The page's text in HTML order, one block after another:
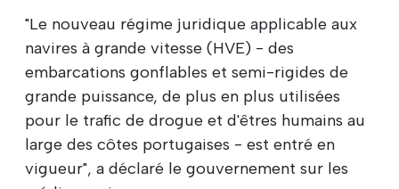
"Le nouveau régime juridique applicable aux
navires à grande vitesse (HVE) - des
embarcations gonflables et semi-rigides de
grande puissance, de plus en plus utilisées
pour le trafic de drogue et d'êtres humains au
large des côtes portugaises - est entré en
vigueur", a déclaré le gouvernement sur les